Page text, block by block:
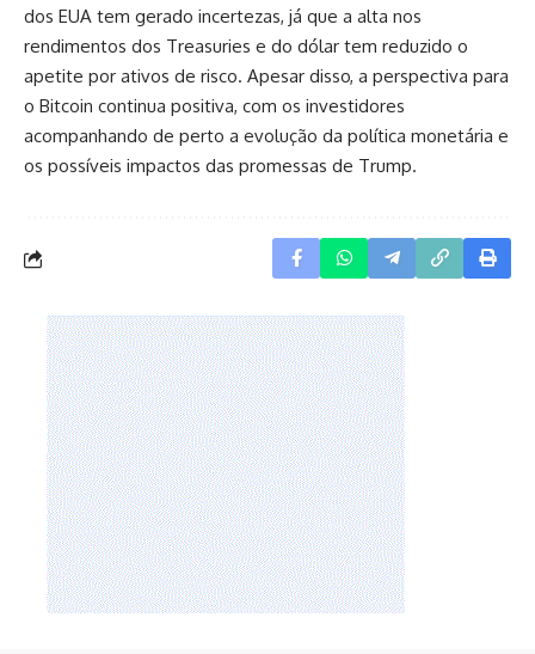
dos EUA tem gerado incertezas, já que a alta nos
rendimentos dos Treasuries e do dólar tem reduzido o
apetite por ativos de risco. Apesar disso, a perspectiva para
o Bitcoin continua positiva, com os investidores
acompanhando de perto a evolução da política monetária e
os possíveis impactos das promessas de Trump.